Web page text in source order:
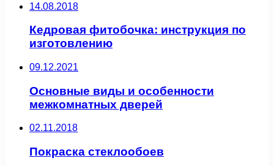
14.08.2018
Кедровая фитобочка: инструкция по
изготовлению
09.12.2021
Основные виды и особенности
межкомнатных дверей
02.11.2018
Покраска стеклообоев